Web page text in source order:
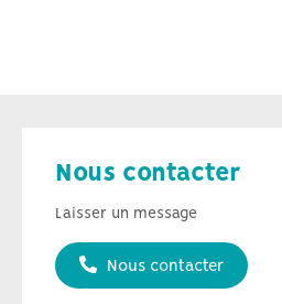
Nous contacter
Laisser un message
Nous contacter